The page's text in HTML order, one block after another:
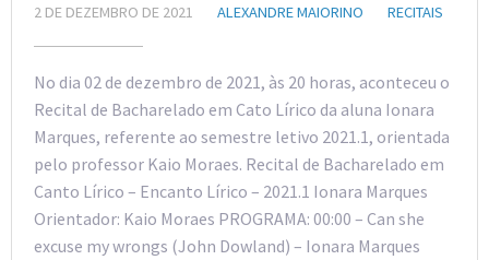
2 DE DEZEMBRO DE 2021 ALEXANDRE MAIORINO RECITAIS
No dia 02 de dezembro de 2021, às 20 horas, aconteceu o
Recital de Bacharelado em Cato Lírico da aluna Ionara
Marques, referente ao semestre letivo 2021.1, orientada
pelo professor Kaio Moraes. Recital de Bacharelado em
Canto Lírico – Encanto Lírico – 2021.1 Ionara Marques
Orientador: Kaio Moraes PROGRAMA: 00:00 – Can she
excuse my wrongs (John Dowland) – Ionara Marques